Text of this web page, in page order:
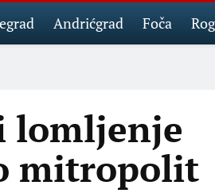
Andrićgrad Foča
lomljenje
mitropolit